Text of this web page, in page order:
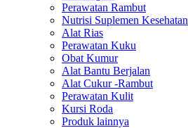
Perawatan Rambut
Nutrisi Suplemen Kesehatan
Alat Rias
Perawatan Kuku
Obat Kumur
Alat Bantu Berjalan
Alat Cukur -Rambut
Perawatan Kulit
Kursi Roda
Produk lainnya